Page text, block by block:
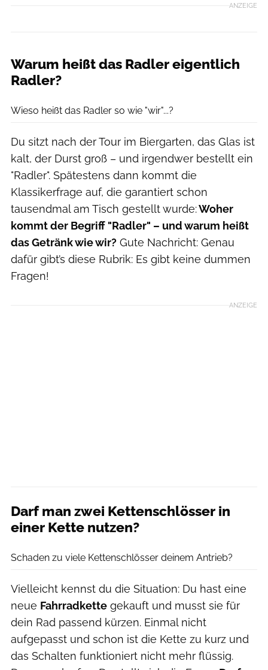
ANZEIGE
Warum heißt das Radler eigentlich
Radler?
Wieso heißt das Radler so wie "wir"...?
Du sitzt nach der Tour im Biergarten, das Glas ist
kalt, der Durst groß – und irgendwer bestellt ein
"Radler". Spätestens dann kommt die
Klassikerfrage auf, die garantiert schon
tausendmal am Tisch gestellt wurde:Woher
kommt der Begriff "Radler" – und warum heißt
das Getränk wie wir? Gute Nachricht: Genau
dafür gibt’s diese Rubrik: Es gibt keine dummen
Fragen!
ANZEIGE
Darf man zwei Kettenschlösser in
einer Kette nutzen?
Schaden zu viele Kettenschlösser deinem Antrieb?
Vielleicht kennst du die Situation: Du hast eine
neue Fahrradkette gekauft und musst sie für
dein Rad passend kürzen. Einmal nicht
aufgepasst und schon ist die Kette zu kurz und
das Schalten funktioniert nicht mehr flüssig.